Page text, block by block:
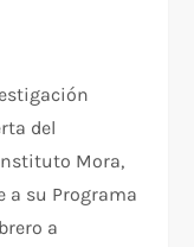
del
Instituto Mora,
a su Programa
a